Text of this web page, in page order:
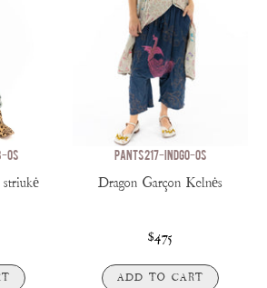
OS PANTS 217-INDGO-OS
Dragon Garçon Kelnės
$475
ADD TO CART